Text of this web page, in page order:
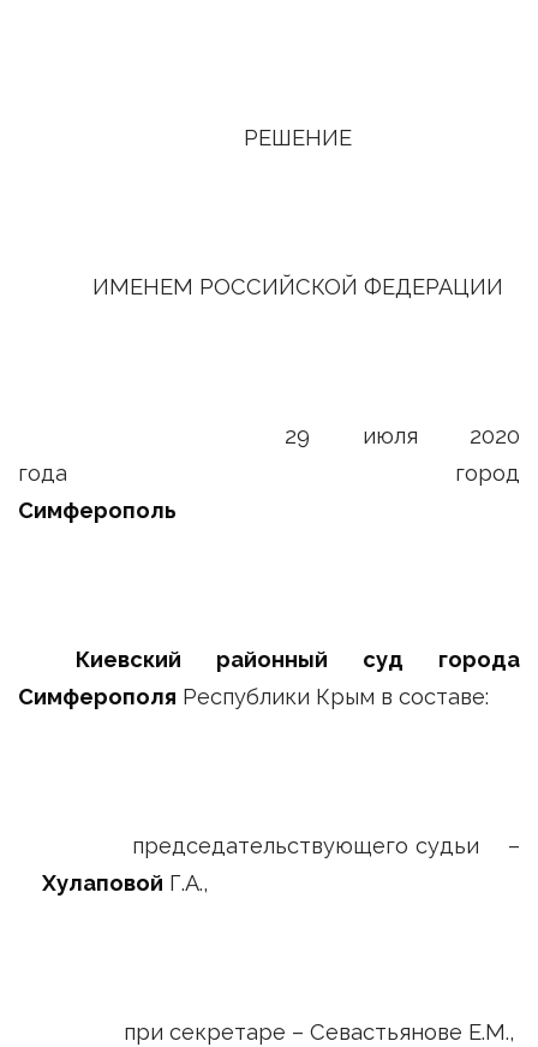
РЕШЕНИЕ
ИМЕНЕМ РОССИЙСКОЙ ФЕДЕРАЦИИ
29 июля 2020
года город
Симферополь
Киевский районный суд города
Симферополя Республики Крым в составе:
председательствующего судьи –
Хулаповой Г.А.,
при секретаре – Севастьянове Е.М.,